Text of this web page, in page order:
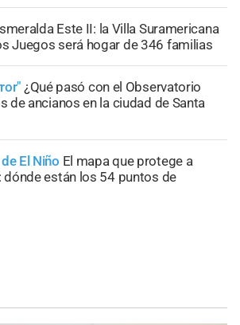
Este II: la Villa Suramericana
Juegos será hogar de 346 familias
¿Qué pasó con el Observatorio
de ancianos en la ciudad de Santa
El Niño El mapa que protege a
dónde están los 54 puntos de